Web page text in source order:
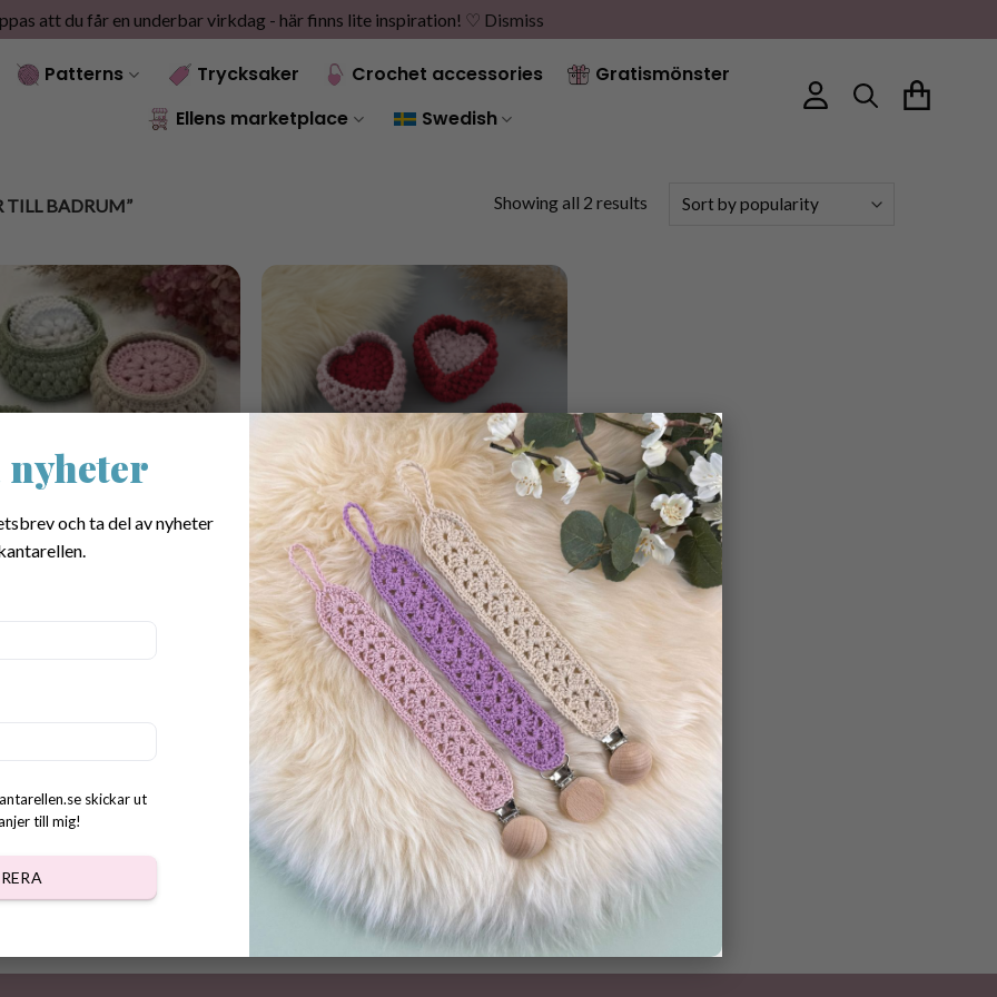
nyheter
och ta del av nyheter
skickar ut
till mig!
×
att du får en underbar virkdag - här finns lite inspiration! ♡ Dismiss
Patterns Trycksaker Crochet accessories
Gratismönster
Ellens marketplace
Swedish
TILL BADRUM” Showing all 2 resultsSorted
Mönster virkade Hjärt Rundlar med
Korg
40.00kr